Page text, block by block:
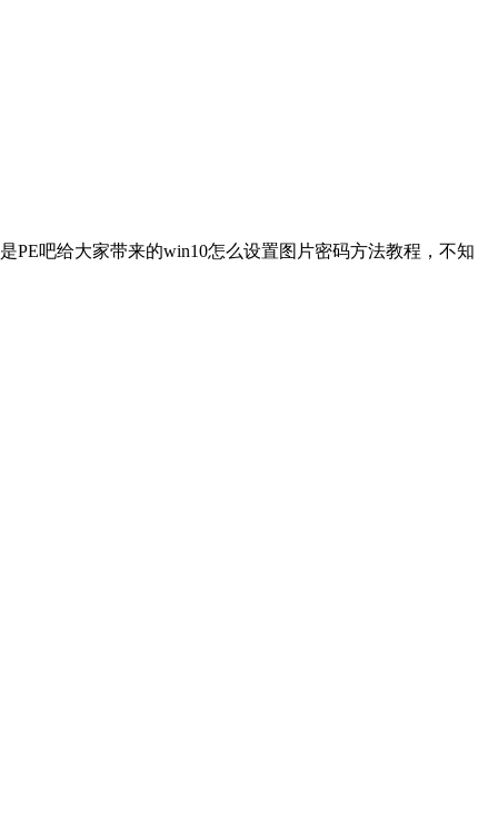
PE吧给大家带来的win10怎么设置图片密码方法教程，不知